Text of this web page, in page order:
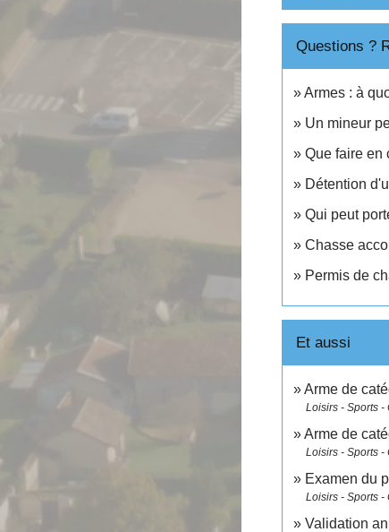
Questions ?
Armes : à
Un mineur
Que faire en
Détention
Qui peut
Chasse
Permis de
Et aussi
Arme de
Loisirs - Sports -
Arme de
Loisirs - Sports -
Examen du
Loisirs - Sports -
Validation